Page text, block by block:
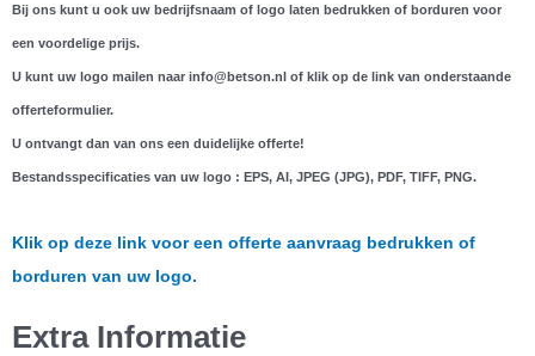
Bij ons kunt u ook uw bedrijfsnaam of logo laten bedrukken of borduren voor
een voordelige prijs.
U kunt uw logo mailen naar info@betson.nl of klik op de link van onderstaande
offerteformulier.
U ontvangt dan van ons een duidelijke offerte!
Bestandsspecificaties van uw logo : EPS, AI, JPEG (JPG), PDF, TIFF, PNG.
Klik op deze link voor een offerte aanvraag bedrukken of
borduren van uw logo.
Extra Informatie